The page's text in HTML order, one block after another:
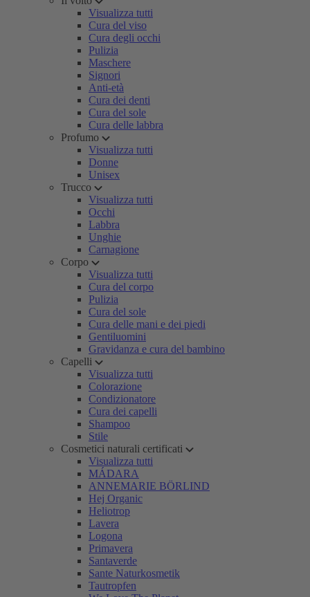
Visualizza tutti
Cura del viso
Cura degli occhi
Pulizia
Maschere
Signori
Anti-età
Cura dei denti
Cura del sole
Cura delle labbra
Profumo
Visualizza tutti
Donne
Unisex
Trucco
Visualizza tutti
Occhi
Labbra
Unghie
Carnagione
Corpo
Visualizza tutti
Cura del corpo
Pulizia
Cura del sole
Cura delle mani e dei piedi
Gentiluomini
Gravidanza e cura del bambino
Capelli
Visualizza tutti
Colorazione
Condizionatore
Cura dei capelli
Shampoo
Stile
Cosmetici naturali certificati
Visualizza tutti
MÁDARA
ANNEMARIE BÖRLIND
Hej Organic
Heliotrop
Lavera
Logona
Primavera
Santaverde
Sante Naturkosmetik
Tautropfen